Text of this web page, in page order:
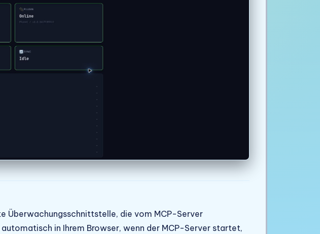
Überwachungsschnittstelle, die vom MCP-Server
in Ihrem Browser, wenn der MCP-Server startet,